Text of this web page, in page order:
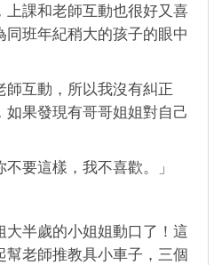
上課和老師互動也很好又喜
同班年紀稍大的孩子的眼中
師互動，所以我沒有糾正
如果發現有哥哥姐姐對自己
要這樣，我不喜歡。」
大半歲的小姐姐動口了！這
幫老師推教具小車子，三個